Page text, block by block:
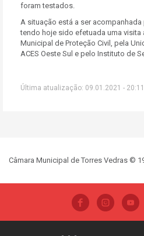
foram testados.
A situação está a ser
tendo hoje sido efetuada uma visita
Municipal de Proteção Civil, pela
ACES Oeste Sul e pelo Instituto de
Última atualização: 09.01.2021 -
Câmara Municipal de Torres Vedras ©